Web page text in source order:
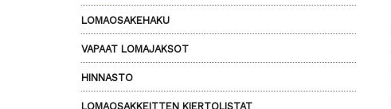
LOMAOSAKEHAKU
VAPAAT LOMAJAKSOT
HINNASTO
LOMAOSAKKEITTEN KIERTOLISTAT